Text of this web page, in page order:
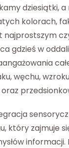
dziesiątki,
kolorach,
gdzieś w
węchu,
który zajmuje
informacji.